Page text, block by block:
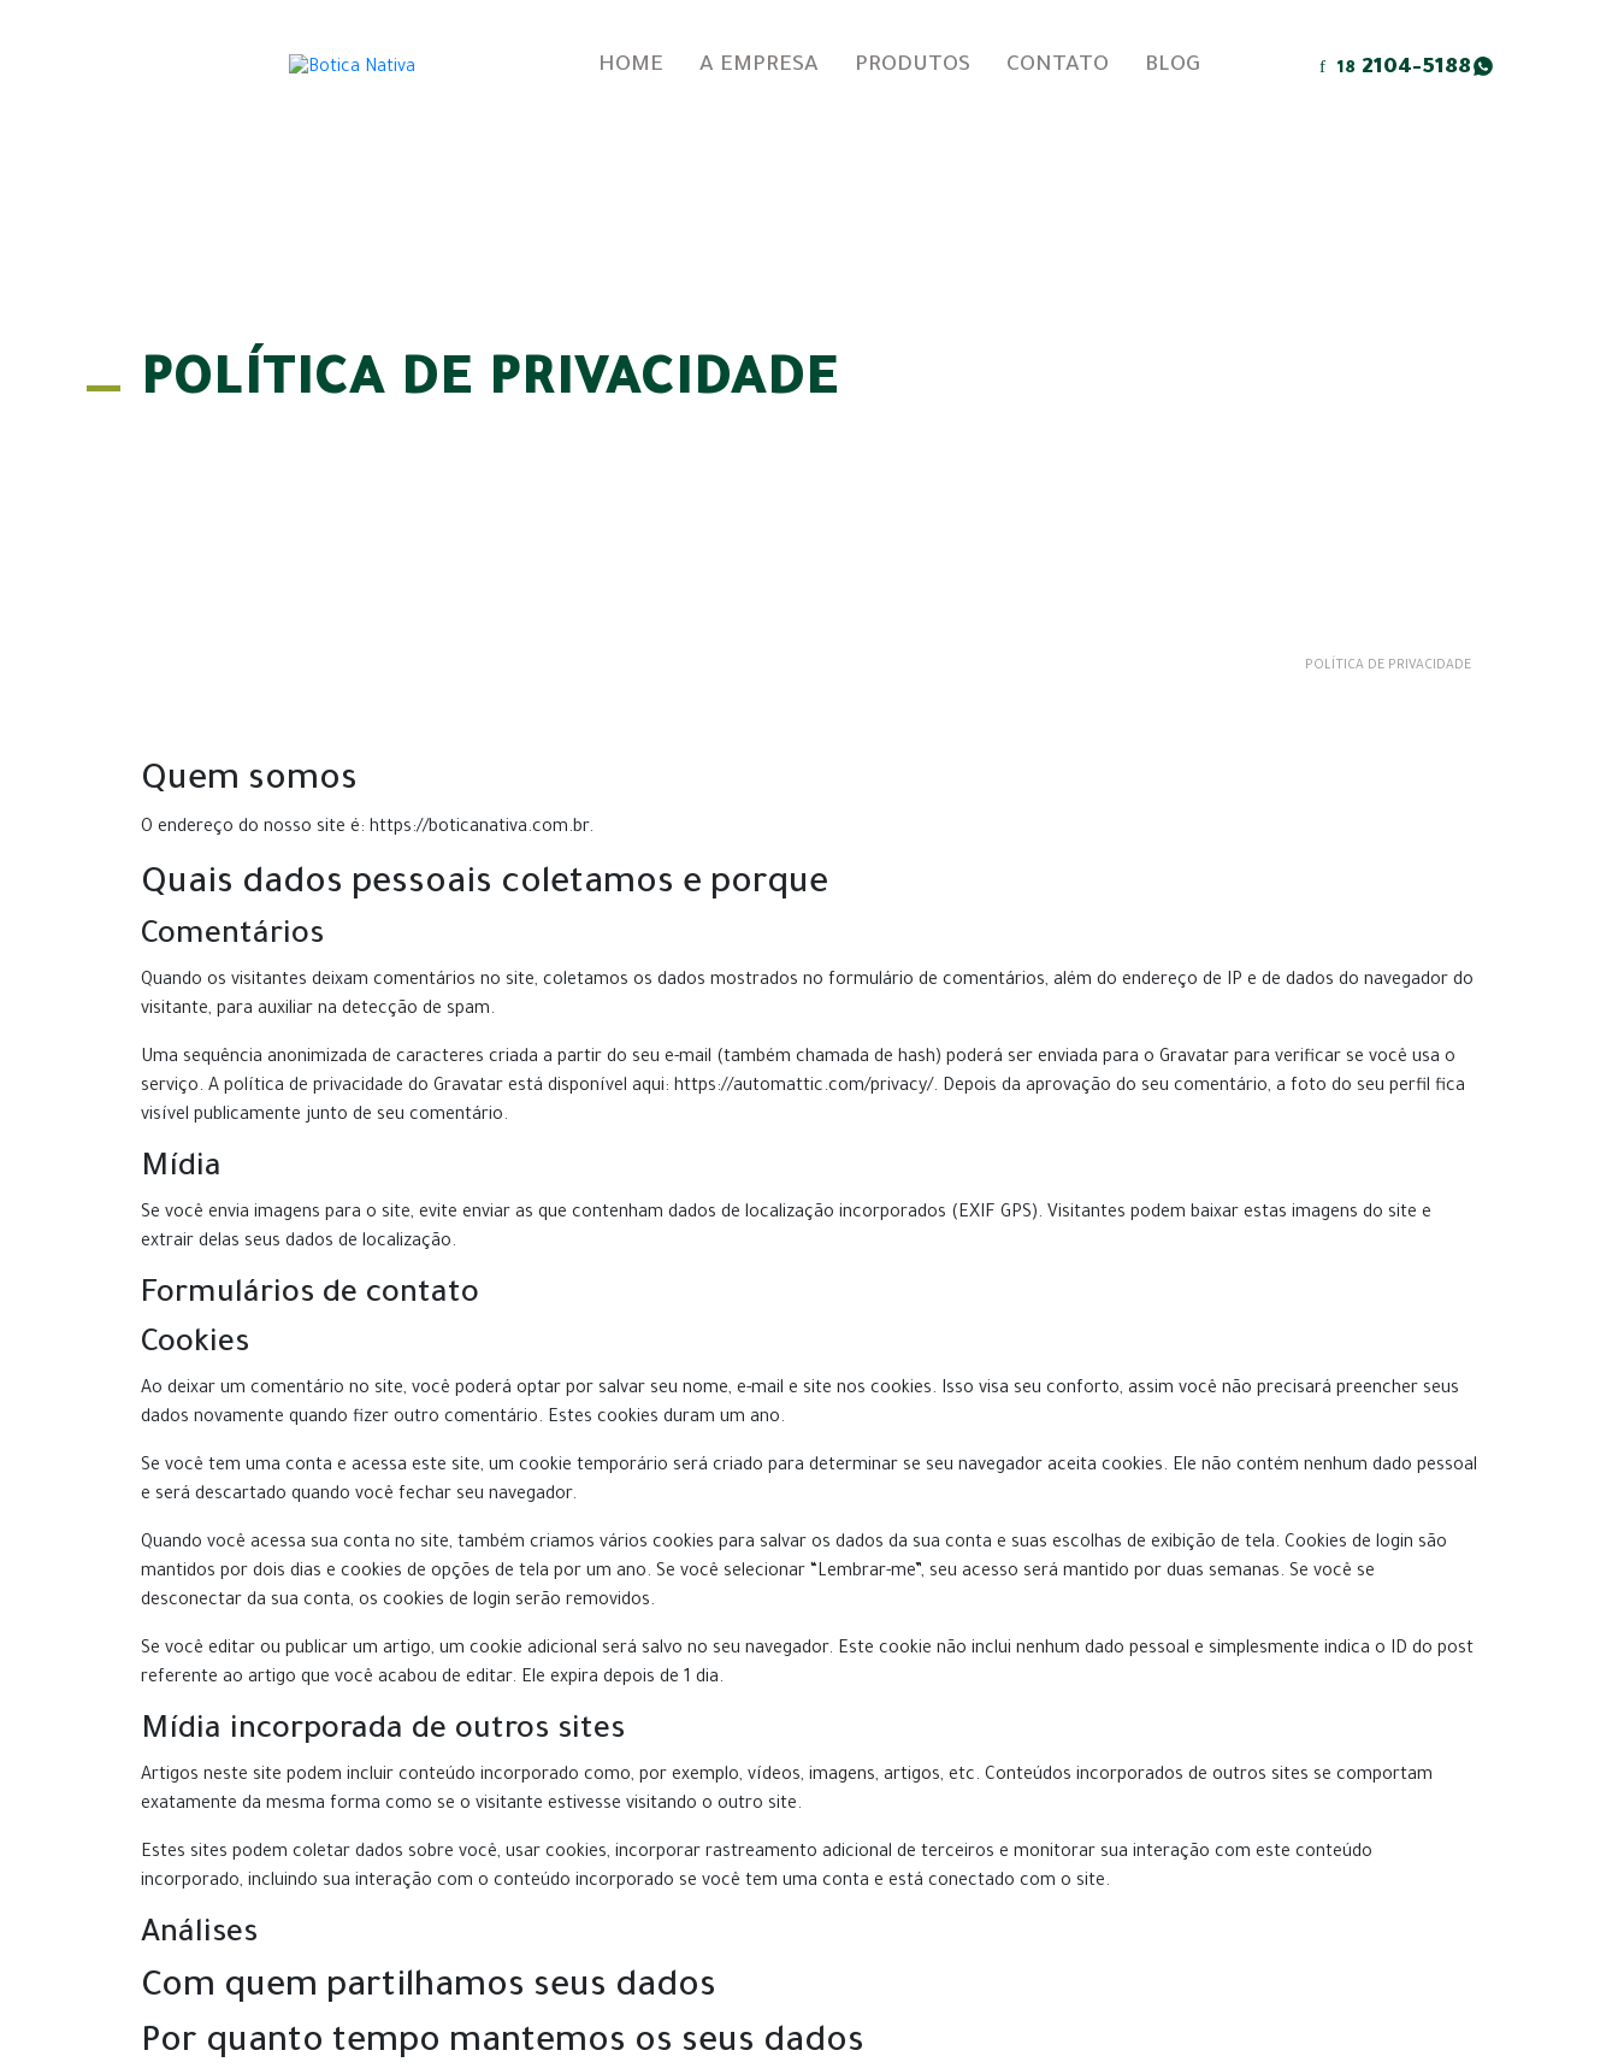
HOME A EMPRESA PRODUTOS CONTATO BLOG 18 2104-5188
POLÍTICA DE PRIVACIDADE
POLÍTICA DE PRIVACIDADE
Quem somos
O endereço do nosso site é: https://boticanativa.com.br.
Quais dados pessoais coletamos e porque
Comentários
Quando os visitantes deixam comentários no site, coletamos os dados mostrados no formulário de comentários, além do endereço de IP e de dados do navegador do
visitante, para auxiliar na detecção de spam.
Uma sequência anonimizada de caracteres criada a partir do seu e-mail (também chamada de hash) poderá ser enviada para o Gravatar para verificar se você usa o
serviço. A política de privacidade do Gravatar está disponível aqui: https://automattic.com/privacy/. Depois da aprovação do seu comentário, a foto do seu perfil fica
visível publicamente junto de seu comentário.
Mídia
Se você envia imagens para o site, evite enviar as que contenham dados de localização incorporados (EXIF GPS). Visitantes podem baixar estas imagens do site e
extrair delas seus dados de localização.
Formulários de contato
Cookies
Ao deixar um comentário no site, você poderá optar por salvar seu nome, e-mail e site nos cookies. Isso visa seu conforto, assim você não precisará preencher seus
dados novamente quando fizer outro comentário. Estes cookies duram um ano.
Se você tem uma conta e acessa este site, um cookie temporário será criado para determinar se seu navegador aceita cookies. Ele não contém nenhum dado pessoal
e será descartado quando você fechar seu navegador.
Quando você acessa sua conta no site, também criamos vários cookies para salvar os dados da sua conta e suas escolhas de exibição de tela. Cookies de login são
mantidos por dois dias e cookies de opções de tela por um ano. Se você selecionar “Lembrar-me”, seu acesso será mantido por duas semanas. Se você se
desconectar da sua conta, os cookies de login serão removidos.
Se você editar ou publicar um artigo, um cookie adicional será salvo no seu navegador. Este cookie não inclui nenhum dado pessoal e simplesmente indica o ID do post
referente ao artigo que você acabou de editar. Ele expira depois de 1 dia.
Mídia incorporada de outros sites
Artigos neste site podem incluir conteúdo incorporado como, por exemplo, vídeos, imagens, artigos, etc. Conteúdos incorporados de outros sites se comportam
exatamente da mesma forma como se o visitante estivesse visitando o outro site.
Estes sites podem coletar dados sobre você, usar cookies, incorporar rastreamento adicional de terceiros e monitorar sua interação com este conteúdo
incorporado, incluindo sua interação com o conteúdo incorporado se você tem uma conta e está conectado com o site.
Análises
Com quem partilhamos seus dados
Por quanto tempo mantemos os seus dados